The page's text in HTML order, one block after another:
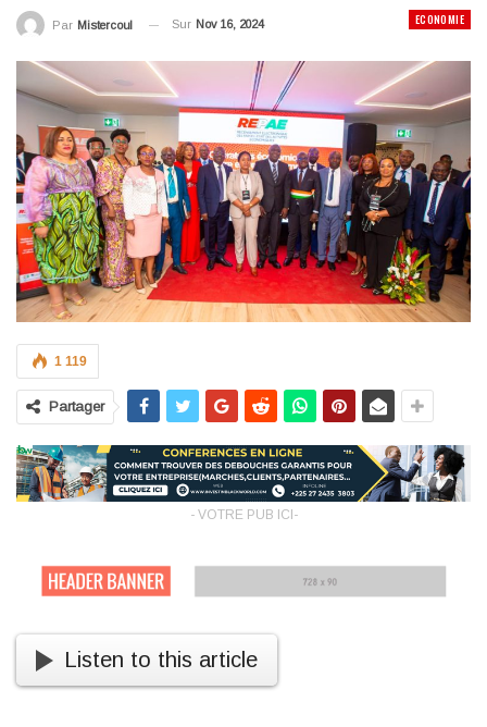
ECONOMIE
Par Mistercoul Sur Nov 16, 2024
1 119
Partager
- VOTRE PUB ICI-
Listen to this article